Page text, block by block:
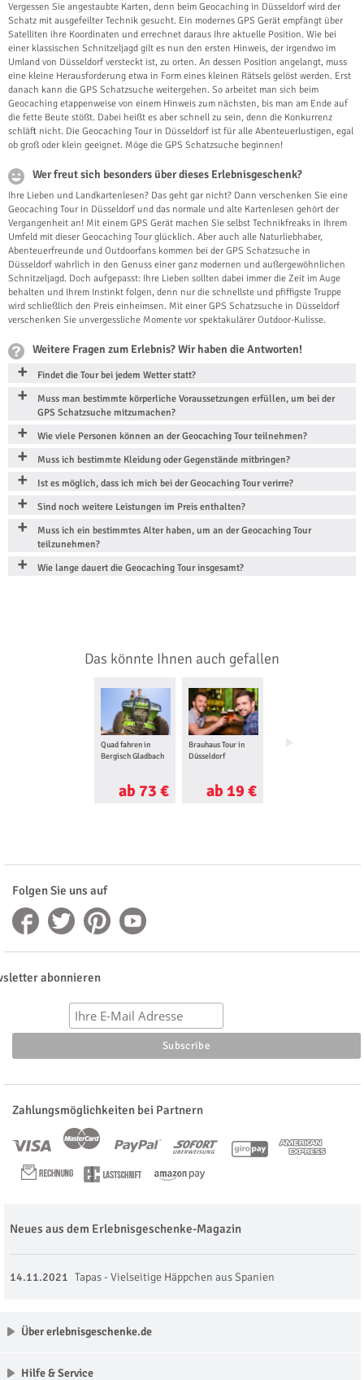
Vergessen Sie angestaubte Karten, denn beim Geocaching in Düsseldorf wird der
Schatz mit ausgefeilter Technik gesucht. Ein modernes GPS Gerät empfängt über
Satelliten ihre Koordinaten und errechnet daraus Ihre aktuelle Position. Wie bei
einer klassischen Schnitzeljagd gilt es nun den ersten Hinweis, der irgendwo im
Umland von Düsseldorf versteckt ist, zu orten. An dessen Position angelangt, muss
eine kleine Herausforderung etwa in Form eines kleinen Rätsels gelöst werden. Erst
danach kann die GPS Schatzsuche weitergehen. So arbeitet man sich beim
Geocaching etappenweise von einem Hinweis zum nächsten, bis man am Ende auf
die fette Beute stößt. Dabei heißt es aber schnell zu sein, denn die Konkurrenz
schläft nicht. Die Geocaching Tour in Düsseldorf ist für alle Abenteuerlustigen, egal
ob groß oder klein geeignet. Möge die GPS Schatzsuche beginnen!
Wer freut sich besonders über dieses Erlebnisgeschenk?
Ihre Lieben und Landkartenlesen? Das geht gar nicht? Dann verschenken Sie eine
Geocaching Tour in Düsseldorf und das normale und alte Kartenlesen gehört der
Vergangenheit an! Mit einem GPS Gerät machen Sie selbst Technikfreaks in Ihrem
Umfeld mit dieser Geocaching Tour glücklich. Aber auch alle Naturliebhaber,
Abenteuerfreunde und Outdoorfans kommen bei der GPS Schatzsuche in
Düsseldorf wahrlich in den Genuss einer ganz modernen und außergewöhnlichen
Schnitzeljagd. Doch aufgepasst: Ihre Lieben sollten dabei immer die Zeit im Auge
behalten und Ihrem Instinkt folgen, denn nur die schnellste und pfiffigste Truppe
wird schließlich den Preis einheimsen. Mit einer GPS Schatzsuche in Düsseldorf
verschenken Sie unvergessliche Momente vor spektakulärer Outdoor-Kulisse.
Weitere Fragen zum Erlebnis? Wir haben die Antworten!
Findet die Tour bei jedem Wetter statt?
Muss man bestimmte körperliche Voraussetzungen erfüllen, um bei der
GPS Schatzsuche mitzumachen?
Wie viele Personen können an der Geocaching Tour teilnehmen?
Muss ich bestimmte Kleidung oder Gegenstände mitbringen?
Ist es möglich, dass ich mich bei der Geocaching Tour verirre?
Sind noch weitere Leistungen im Preis enthalten?
Muss ich ein bestimmtes Alter haben, um an der Geocaching Tour
teilzunehmen?
Wie lange dauert die Geocaching Tour insgesamt?
Das könnte Ihnen auch gefallen
Quad fahren in
Bergisch Gladbach
ab 73 €
Brauhaus Tour in
Düsseldorf
ab 19 €
Romantisches
Folgen Sie uns auf
abonnieren
Zahlungsmöglichkeiten bei Partnern
Neues aus dem Erlebnisgeschenke-Magazin
14.11.2021 Tapas - Vielseitige Häppchen aus Spanien
Über erlebnisgeschenke.de
Hilfe & Service